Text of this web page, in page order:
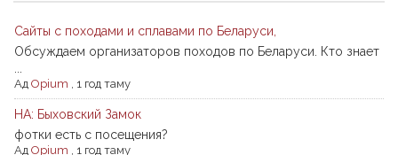
Сайты с походами и сплавами по Беларуси,
Обсуждаем организаторов походов по Беларуси. Кто знает
Ад Opium 1 год таму
НА: Быховский Замок
фотки есть с посещения?
Ад Opium 1 год таму